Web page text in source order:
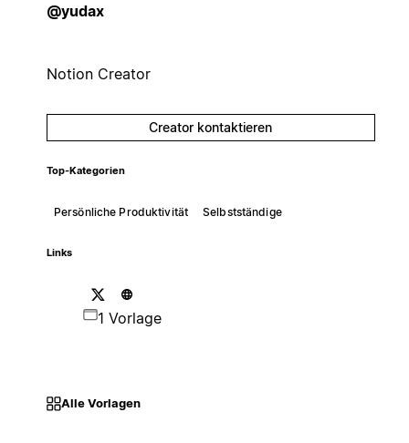
@yudax
Notion Creator
Creator kontaktieren
Top-Kategorien
Persönliche Produktivität Selbstständige
Links
1 Vorlage
Alle Vorlagen